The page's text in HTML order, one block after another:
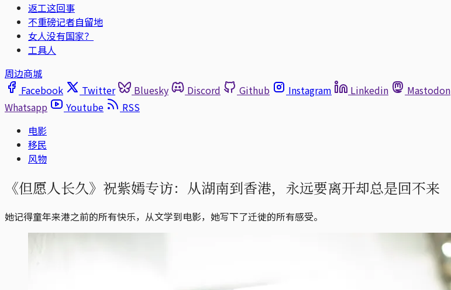
返工这回事
不重磅记者自留地
女人没有国家？
工具人
周边商城
Facebook
Twitter Bluesky Discord Github Instagram Linkedin Mastodon
Whatsapp
Youtube
RSS
电影
移民
风物
《但愿人长久》祝紫嫣专访：从湖南到香港，永远要离开却总是回不来
她记得童年来港之前的所有快乐，从文学到电影，她写下了迁徙的所有感受。